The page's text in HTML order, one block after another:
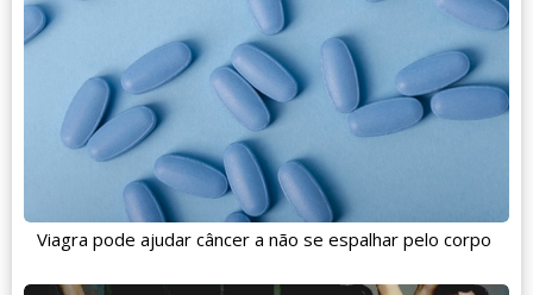
Viagra pode ajudar câncer a não se espalhar pelo corpo